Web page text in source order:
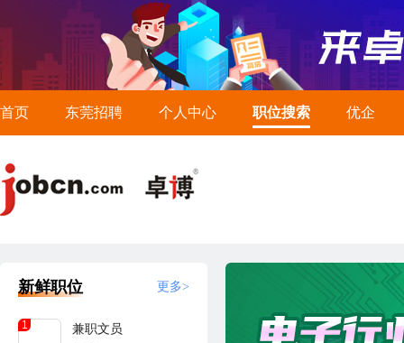
首页 东莞招聘 个人中心 职位搜索 优企
新鲜职位 更多>
1
兼职文员